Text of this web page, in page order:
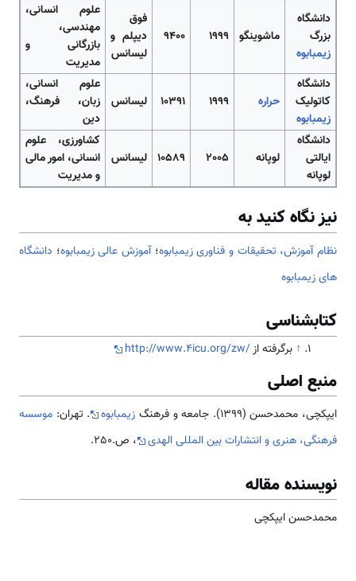
دانشگاه
بزرگ
زیمبابوه
ماشوینگو 1999
9400
فوق
دیپلم و
لیسانس
علوم انسانی،
مهندسی،
بازرگانی و
مدیریت
دانشگاه
کاتولیک
زیمبابوه
حراره 1999
10391 لیسانس
علوم انسانی،
زبان، فرهنگ،
دین
دانشگاه
ایالتی
لوپانه
لوپانه 2005
10589 لیسانس
کشاورزی، علوم
انسانی، امور مالی
و مدیریت
نیز نگاه کنید به
نظام آموزش، تحقیقات و فناوری زیمبابوه؛آموزش عالی زیمبابوه؛ دانشگاه
های زیمبابوه
کتابشناسی
↑ برگرفته ازhttp://www.4icu.org/zw/
منبع اصلی
ایپکچی، محمدحسن (1399). جامعه و فرهنگ زیمبابوه . تهران: موسسه
فرهنگی، هنری و انتشارات بین المللی الهدی
، ص.250.
نویسنده مقاله
محمدحسن ایپکچی